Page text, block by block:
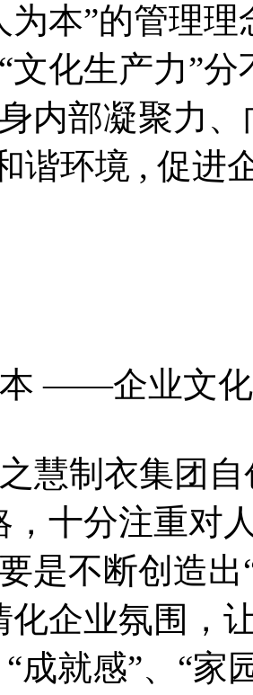
为本”的管理
文化生产力”
内部凝聚力
谐环境 , 促进
——企业文化
慧制衣集团自
，十分注重对
是不断创造
化企业氛围，
成就感”、“家